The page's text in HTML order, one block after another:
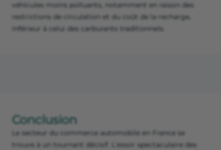
véhicules moins polluants, notamment en raison des
restrictions de circulation et du coût de la recharge,
inférieur à celui des carburants traditionnels.
Conclusion
Le secteur du commerce automobile en France se
trouve à un tournant décisif. L'essor spectaculaire des